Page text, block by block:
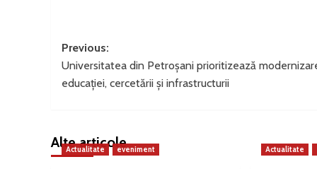
Post
navigation
Previous:
Universitatea din Petroșani prioritizează
educației, cercetării și infrastructurii
Alte articole
Actualitate eveniment Actualitate